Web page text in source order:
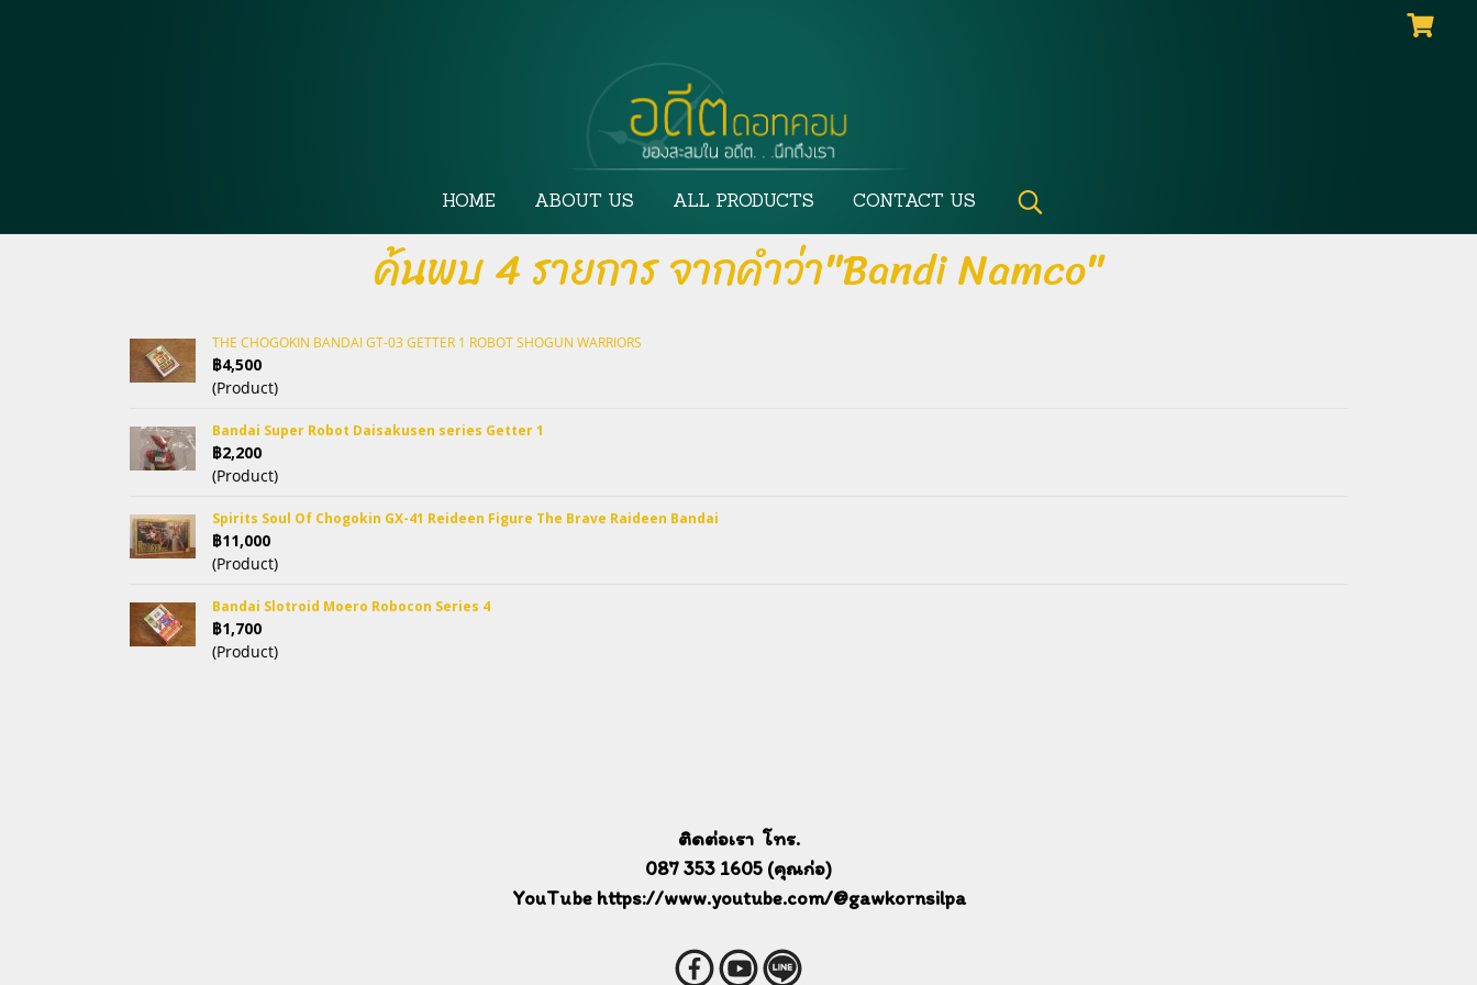
HOME ABOUT US ALL PRODUCTS CONTACT US
ค้นพบ 4 รายการ จากคำว่า"Bandi Namco"
THE CHOGOKIN BANDAI GT-03 GETTER 1 ROBOT SHOGUN WARRIORS
฿4,500
(Product)
Bandai Super Robot Daisakusen series Getter 1
฿2,200
(Product)
Spirits Soul Of Chogokin GX-41 Reideen Figure The Brave Raideen Bandai
฿11,000
(Product)
Bandai Slotroid Moero Robocon Series 4
฿1,700
(Product)
ติดต่อเรา โทร.
087 353 1605 (คุณก่อ)
YouTube https://www.youtube.com/@gawkornsilpa